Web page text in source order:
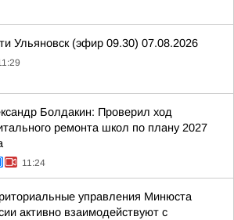
Ульяновск (эфир 09.30) 07.08.2026
Болдакин: Проверил ход
ремонта школ по плану 2027
11:24
управления Минюста
активно взаимодействуют с